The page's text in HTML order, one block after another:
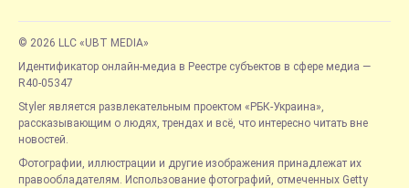
© 2026 LLC «UBT MEDIA»
Идентификатор онлайн-медиа в Реестре субъектов в сфере медиа —
R40-05347
Styler является развлекательным проектом «РБК-Украина»,
рассказывающим о людях, трендах и всё, что интересно читать вне
новостей.
Фотографии, иллюстрации и другие изображения принадлежат их
правообладателям. Использование фотографий, отмеченных Getty